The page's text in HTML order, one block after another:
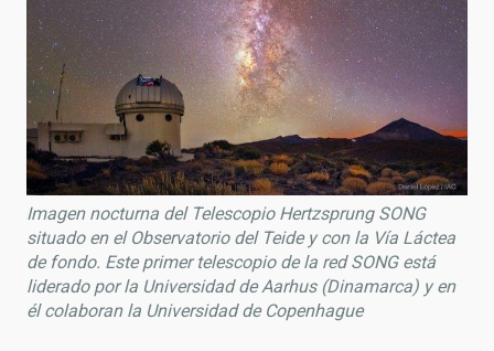
Imagen nocturna del Telescopio Hertzsprung SONG
situado en el Observatorio del Teide y con la Vía Láctea
de fondo. Este primer telescopio de la red SONG está
liderado por la Universidad de Aarhus (Dinamarca) y en
él colaboran la Universidad de Copenhague